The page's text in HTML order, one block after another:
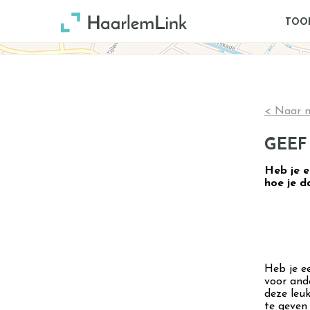
< Naar
Heb je
hoe je
Heb je
voor
deze
te